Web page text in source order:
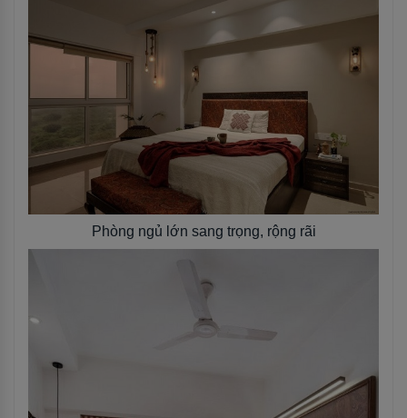
Phòng ngủ lớn sang trọng, rộng rãi